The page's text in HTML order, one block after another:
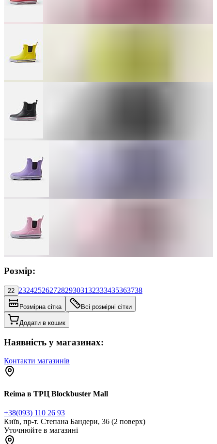
Розмір:
22 23242526272829303132333435363738
Розмірна сітка Всі розмірні сітки
Додати в кошик
Наявність у магазинах:
Контакти магазинів
Reima в ТРЦ Blockbuster Mall
+38(093) 110 26 93
Київ, пр-т. Степана Бандери, 36 (2 поверх)
Уточнюйте в магазині